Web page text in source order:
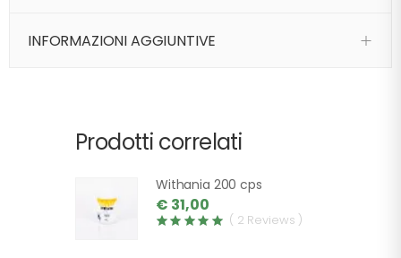
INFORMAZIONI AGGIUNTIVE
Prodotti correlati
Withania 200 cps
€ 31,00
( 2 Reviews )